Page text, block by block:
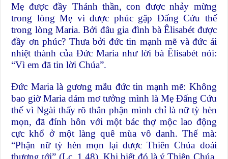
Mẹ được đầy Thánh thần, con được nhảy mừng
trong lòng Mẹ vì được phúc gặp Đấng Cứu thế
trong lòng Maria. Bởi đâu gia đình bà Êlisabét được
đầy ơn phúc? Thưa bởi đức tin mạnh mẽ và đức ái
nhiệt thành của Đức Maria như lời bà Êlisabét nói:
“Vì em đã tin lời Chúa”.
Đức Maria là gương mẫu đức tin mạnh mẽ: Không
bao giờ Maria dám mơ tưởng mình là Mẹ Đấng Cứu
thế vì Ngài thấy rõ thân phận mình chỉ là nữ tỳ hèn
mọn, đã đính hôn với một bác thợ mộc lao động
cực khổ ở một làng quê mùa vô danh. Thế mà:
“Phận nữ tỳ hèn mọn lại được Thiên Chúa đoái
thương tới” (Lc. 1,48). Khi biết đó là ý Thiên Chúa,